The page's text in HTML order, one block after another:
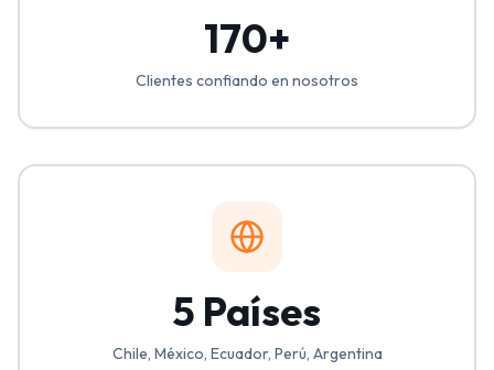
170+
Clientes confiando en nosotros
5 Países
Chile, México, Ecuador, Perú, Argentina